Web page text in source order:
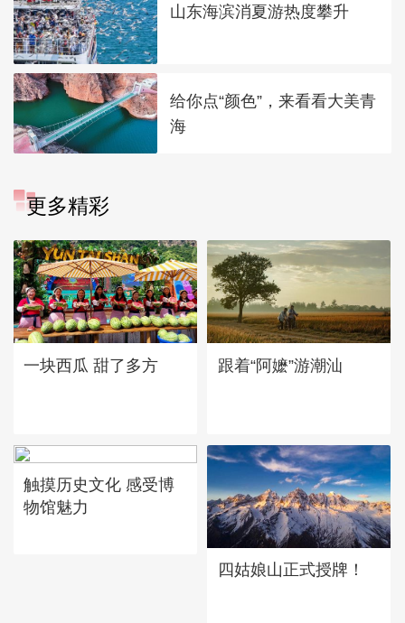
山东海滨消夏游热度攀升
给你点“颜色”，来看看大美青
海
更多精彩
一块西瓜 甜了多方 跟着“阿嬷”游潮汕
触摸历史文化 感受博
物馆魅力
四姑娘山正式授牌！